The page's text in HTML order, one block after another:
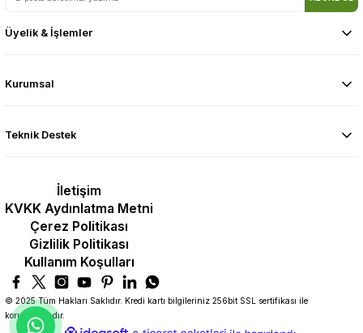
Üyelik & İşlemler
Kurumsal
Teknik Destek
İletişim
KVKK Aydınlatma Metni
Çerez Politikası
Gizlilik Politikası
Kullanım Koşulları
© 2025 Tüm Hakları Saklıdır. Kredi kartı bilgileriniz 256bit SSL sertifikası ile
korunmaktadır.